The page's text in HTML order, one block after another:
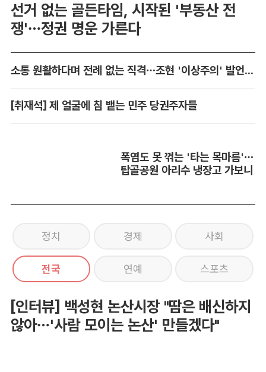
선거 없는 골든타임, 시작된 '부동산 전
쟁'…정권 명운 가른다
소통 원활하다며 전례 없는 직격…조현 '이상주의' 발언 논란
[취재석] 제 얼굴에 침 뱉는 민주 당권주자들
폭염도 못 꺾는 '타는 목마름'…
탑골공원 아리수 냉장고 가보니
정치 경제 사회
전국 연예 스포츠
[인터뷰] 백성현 논산시장 "땀은 배신하지
않아…'사람 모이는 논산' 만들겠다"